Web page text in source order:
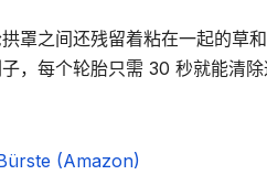
罩之间还残留着粘在一起的草
，每个轮胎只需 30 秒就能清
(Amazon)